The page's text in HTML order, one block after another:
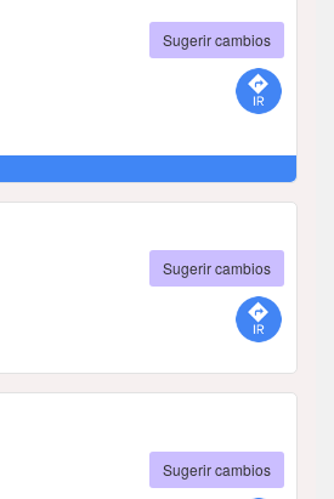
Sugerir cambios
Sugerir cambios
Sugerir cambios